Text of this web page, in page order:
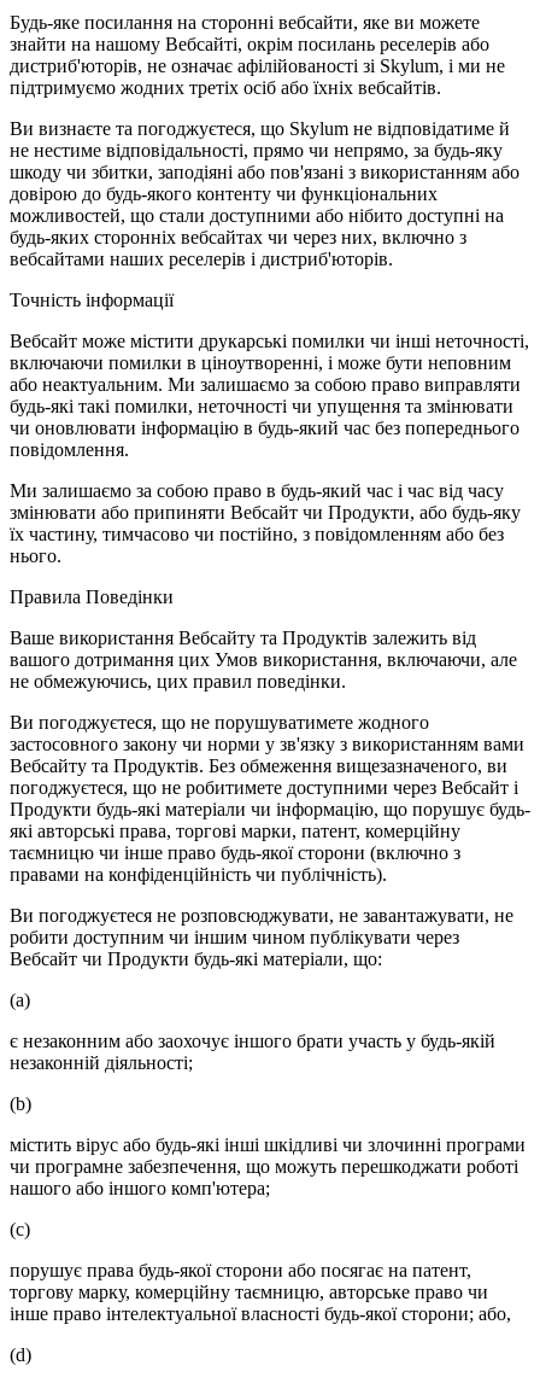
Будь-яке посилання на сторонні вебсайти, яке ви можете
знайти на нашому Вебсайті, окрім посилань реселерів або
дистриб'юторів, не означає афілійованості зі Skylum, і ми не
підтримуємо жодних третіх осіб або їхніх вебсайтів.
Ви визнаєте та погоджуєтеся, що Skylum не відповідатиме й
не нестиме відповідальності, прямо чи непрямо, за будь-яку
шкоду чи збитки, заподіяні або пов'язані з використанням або
довірою до будь-якого контенту чи функціональних
можливостей, що стали доступними або нібито доступні на
будь-яких сторонніх вебсайтах чи через них, включно з
вебсайтами наших реселерів і дистриб'юторів.
Точність інформації
Вебсайт може містити друкарські помилки чи інші неточності,
включаючи помилки в ціноутворенні, і може бути неповним
або неактуальним. Ми залишаємо за собою право виправляти
будь-які такі помилки, неточності чи упущення та змінювати
чи оновлювати інформацію в будь-який час без попереднього
повідомлення.
Ми залишаємо за собою право в будь-який час і час від часу
змінювати або припиняти Вебсайт чи Продукти, або будь-яку
їх частину, тимчасово чи постійно, з повідомленням або без
нього.
Правила Поведінки
Ваше використання Вебсайту та Продуктів залежить від
вашого дотримання цих Умов використання, включаючи, але
не обмежуючись, цих правил поведінки.
Ви погоджуєтеся, що не порушуватимете жодного
застосовного закону чи норми у зв'язку з використанням вами
Вебсайту та Продуктів. Без обмеження вищезазначеного, ви
погоджуєтеся, що не робитимете доступними через Вебсайт і
Продукти будь-які матеріали чи інформацію, що порушує будь-
які авторські права, торгові марки, патент, комерційну
таємницю чи інше право будь-якої сторони (включно з
правами на конфіденційність чи публічність).
Ви погоджуєтеся не розповсюджувати, не завантажувати, не
робити доступним чи іншим чином публікувати через
Вебсайт чи Продукти будь-які матеріали, що:
(a)
є незаконним або заохочує іншого брати участь у будь-якій
незаконній діяльності;
(b)
містить вірус або будь-які інші шкідливі чи злочинні програми
чи програмне забезпечення, що можуть перешкоджати роботі
нашого або іншого комп'ютера;
(c)
порушує права будь-якої сторони або посягає на патент,
торгову марку, комерційну таємницю, авторське право чи
інше право інтелектуальної власності будь-якої сторони; або,
(d)